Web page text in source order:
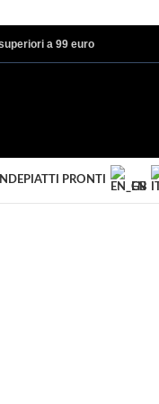
a 99 euro
PIATTI PRONTI
EN